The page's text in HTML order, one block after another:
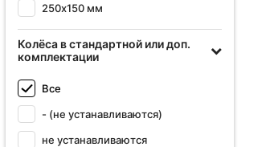
250х150 мм
Колёса в стандартной или доп.
комплектации
Все
- (не устанавливаются)
не устанавливаются